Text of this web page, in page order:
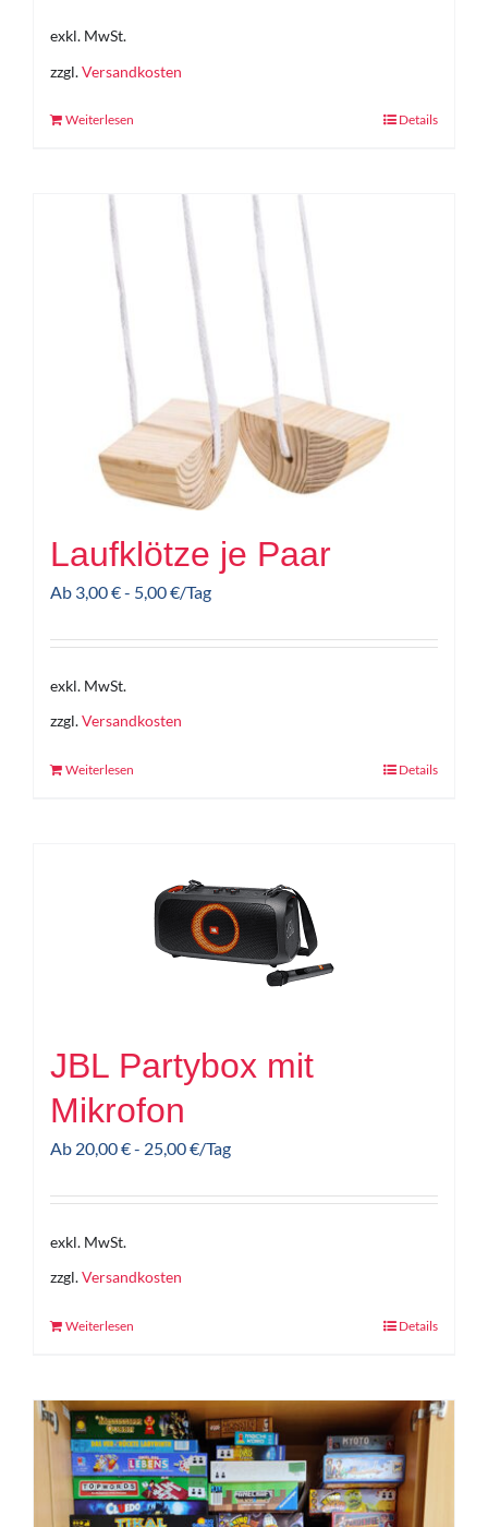
exkl. MwSt.
zzgl.Versandkosten
Weiterlesen Details
Laufklötze je Paar
Ab 3,00€- 5,00€/Tag
exkl. MwSt.
zzgl.Versandkosten
Weiterlesen Details
JBL Partybox mit
Mikrofon
Ab 20,00€- 25,00€/Tag
exkl. MwSt.
zzgl.Versandkosten
Weiterlesen Details